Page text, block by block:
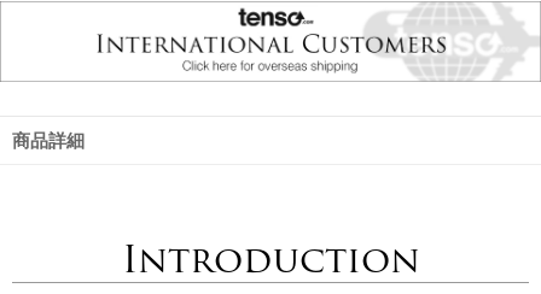
商品詳細
Introduction